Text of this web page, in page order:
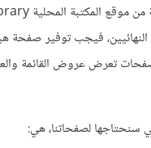
فيجب توفير صفحة
تعرض عروض القائمة